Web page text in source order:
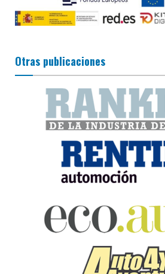
Otras publicaciones